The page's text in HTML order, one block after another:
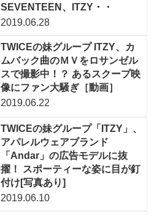
SEVENTEEN、ITZY・・
2019.06.28
TWICEの妹グループ ITZY、カ
ムバック曲のＭＶをロサンゼル
スで撮影中！？ あるスクープ映
像にファン大騒ぎ［動画］
2019.06.22
TWICEの妹グループ「ITZY」、
アパレルウェアブランド
「Andar」の広告モデルに抜
擢！ スポーティーな姿に目が釘
付け[写真あり]
2019.06.10